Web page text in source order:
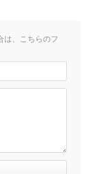
は、こちらのフ